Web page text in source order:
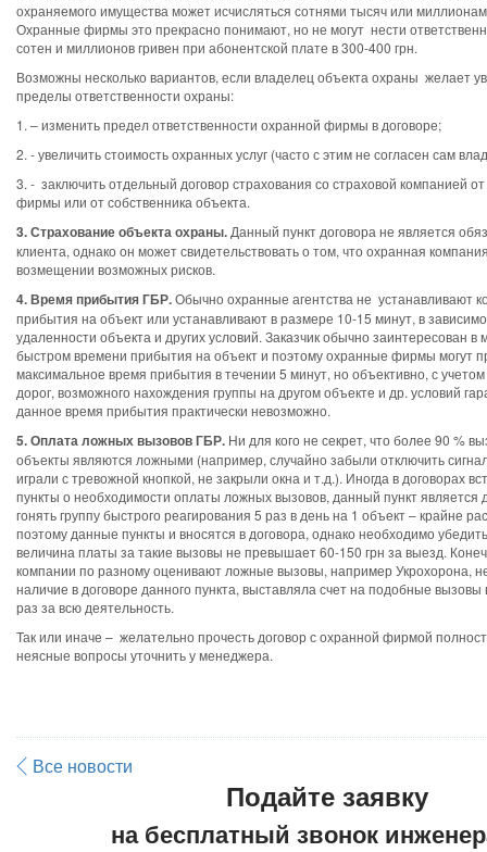
охраняемого имущества может исчисляться сотнями тысяч или
Охранные фирмы это прекрасно понимают, но не могут нести
сотен и миллионов гривен при абонентской плате в 300-400 грн.
Возможны несколько вариантов, если владелец объекта охраны желает
пределы ответственности охраны:
1. – изменить предел ответственности охранной фирмы в договоре;
2. - увеличить стоимость охранных услуг (часто с этим не согласен сам
3. - заключить отдельный договор страхования со страховой компанией
фирмы или от собственника объекта.
3. Страхование объекта охраны. Данный пункт договора не является
клиента, однако он может свидетельствовать о том, что охранная
возмещении возможных рисков.
4. Время прибытия ГБР.Обычно охранные агентства не устанавливают
прибытия на объект или устанавливают в размере 10-15 минут, в
удаленности объекта и других условий. Заказчик обычно заинтересован в
быстром времени прибытия на объект и поэтому охранные фирмы могут
максимальное время прибытия в течении 5 минут, но объективно, с
дорог, возможного нахождения группы на другом объекте и др. условий
данное время прибытия практически невозможно.
5. Оплата ложных вызовов ГБР. Ни для кого не секрет, что более 90 %
объекты являются ложными (например, случайно забыли отключить
играли с тревожной кнопкой, не закрыли окна и т.д.). Иногда в договорах
пункты о необходимости оплаты ложных вызовов, данный пункт является
гонять группу быстрого реагирования 5 раз в день на 1 объект – крайне
поэтому данные пункты и вносятся в договора, однако необходимо
величина платы за такие вызовы не превышает 60-150 грн за выезд.
компании по разному оценивают ложные вызовы, например Укрохорона,
наличие в договоре данного пункта, выставляла счет на подобные вызовы
раз за всю деятельность.
Так или иначе – желательно прочесть договор с охранной фирмой
неясные вопросы уточнить у менеджера.
Все новости
Подайте заявку
на бесплатный звонок